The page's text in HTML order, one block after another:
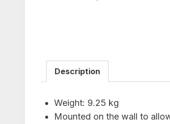
Description
Weight: 9.25 kg
Mounted on the wall to